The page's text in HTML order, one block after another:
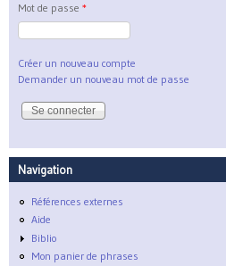
Mot de passe *
Créer un nouveau compte
Demander un nouveau mot de passe
Navigation
Références externes
Aide
Biblio
Mon panier de phrases